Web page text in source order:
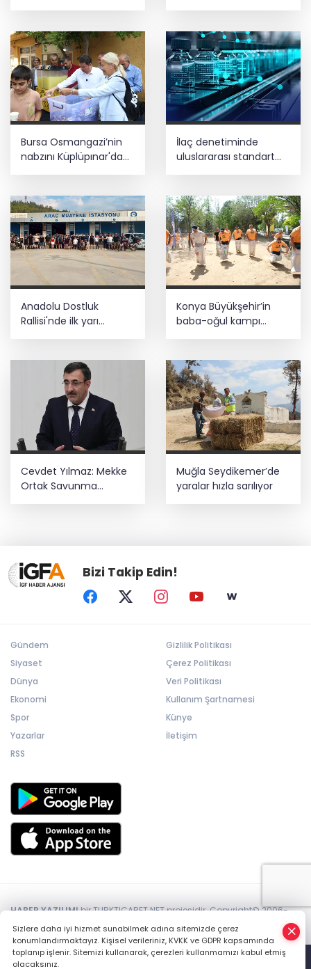
Bursa Osmangazi’nin
nabzını Küplüpınar'da
tuttu
İlaç denetiminde
uluslararası standart
dönemi
Anadolu Dostluk
Rallisi'nde ilk yarı
tamamlandı
Konya Büyükşehir’in
baba-oğul kampı
Ağustos'ta da sürecek
Cevdet Yılmaz: Mekke
Ortak Savunma
Muğla Seydikemer’de
yaralar hızla sarılıyor
Bizi Takip Edin!
Gündem
Siyaset
Dünya
Ekonomi
Spor
Yazarlar
RSS
Gizlilik Politikası
Çerez Politikası
Veri Politikası
Kullanım Şartnamesi
Künye
İletişim
HABER YAZILIMIbir TURKTICARET.NET projesidir. Copyright© 2006-
Sizlere daha iyi hizmet sunabilmek adına sitemizde çerez
konumlandırmaktayız. Kişisel verileriniz, KVKK ve GDPR kapsamında
toplanıp işlenir. Sitemizi kullanarak, çerezleri kullanmamızı kabul etmiş
olacaksınız.